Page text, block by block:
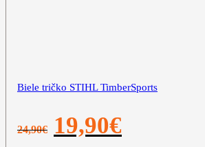
Biele tričko STIHL TimberSports
24,90€
Pôvodná
cena
19,90€